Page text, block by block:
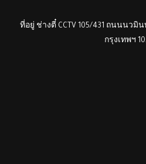
ที่อยู่ ช่างตี๋ CCTV 105/431 ถนนนว
กรุงเทพฯ